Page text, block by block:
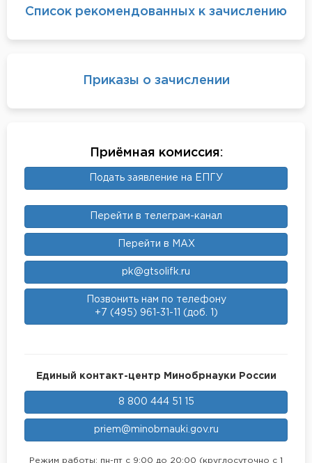
Список рекомендованных к зачислению
Приказы о зачислении
Приёмная комиссия:
Подать заявление на ЕПГУ
Перейти в телеграм-канал
Перейти в MAX
pk@gtsolifk.ru
Позвонить нам по телефону
+7 (495) 961-31-11 (доб. 1)
Единый контакт-центр Минобрнауки России
8 800 444 51 15
priem@minobrnauki.gov.ru
Режим работы: пн-пт с 9:00 до 20:00 (круглосуточно с 1